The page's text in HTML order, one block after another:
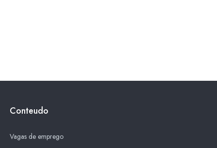
Conteudo
Vagas de emprego